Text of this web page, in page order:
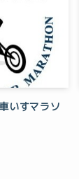
いすマラソ